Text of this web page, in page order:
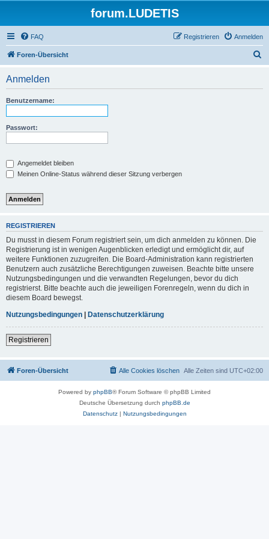
forum.LUDETIS
FAQ Anmelden
Registrieren
Foren-Übersicht
Anmelden
Benutzername:
Passwort:
Angemeldet bleiben
Meinen Online-Status während dieser Sitzung verbergen
REGISTRIEREN
Du musst in diesem Forum registriert sein, um dich anmelden zu können. Die
Registrierung ist in wenigen Augenblicken erledigt und ermöglicht dir, auf
weitere Funktionen zuzugreifen. Die Board-Administration kann registrierten
Benutzern auch zusätzliche Berechtigungen zuweisen. Beachte bitte unsere
Nutzungsbedingungen und die verwandten Regelungen, bevor du dich
registrierst. Bitte beachte auch die jeweiligen Forenregeln, wenn du dich in
diesem Board bewegst.
Nutzungsbedingungen | Datenschutzerklärung
Registrieren
Foren-Übersicht Alle Zeiten sind UTC+02:00
Alle Cookies löschen
Powered by phpBB® Forum Software © phpBB Limited
Deutsche Übersetzung durch phpBB.de
Datenschutz| Nutzungsbedingungen